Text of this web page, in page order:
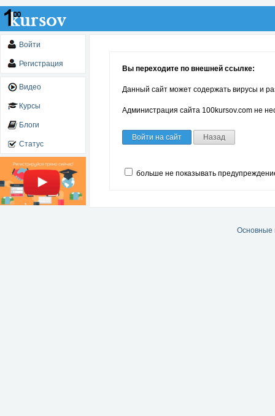
Войти
Регистрация
Видео
Курсы
Блоги
Статус
Вы переходите по внешней ссылке:
Данный сайт может содержать вирусы и
Администрация сайта 100kursov.com не
Войти на сайт Назад
больше не показывать
Основные